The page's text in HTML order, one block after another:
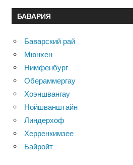
БАВАРИЯ
Баварский рай
Мюнхен
Нимфенбург
Обераммергау
Хоэншвангау
Нойшванштайн
Линдерхоф
Херренкимзее
Байройт